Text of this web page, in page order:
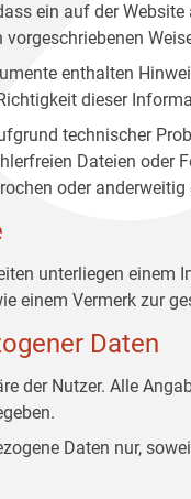
ein auf der
vorgeschriebenen
enthalten
dieser
technischer
Dateien oder
oder
unterliegen einem
einem Vermerk zur
Daten
der Nutzer. Alle
Daten nur,